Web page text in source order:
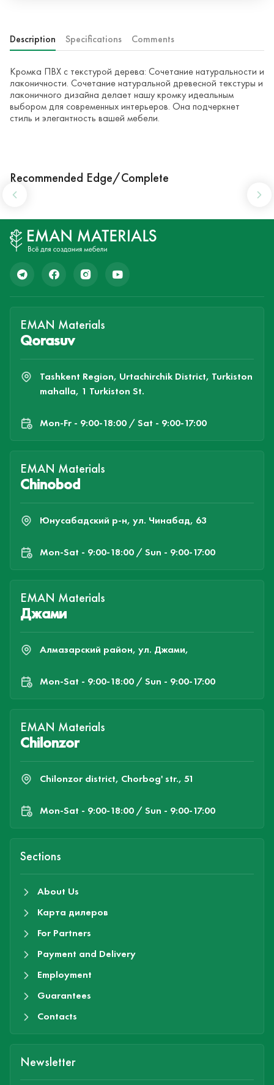
Description Specifications Comments
Кромка ПВХ с текстурой дерева: Сочетание натуральности и
лаконичности. Сочетание натуральной древесной текстуры и
лаконичного дизайна делает нашу кромку идеальным
выбором для современных интерьеров. Она подчеркнет
стиль и элегантность вашей мебели.
Recommended Edge/Complete
EMAN Materials
Qorasuv
Tashkent Region, Urtachirchik District, Turkiston
mahalla, 1 Turkiston St.
Mon-Fr - 9:00-18:00 / Sat - 9:00-17:00
EMAN Materials
Chinobod
Юнусабадский р-н, ул. Чинабад, 63
Mon-Sat - 9:00-18:00 / Sun - 9:00-17:00
EMAN Materials
Джами
Алмазарский район, ул. Джами,
Mon-Sat - 9:00-18:00 / Sun - 9:00-17:00
EMAN Materials
Chilonzor
Chilonzor district, Chorbog' str., 51
Mon-Sat - 9:00-18:00 / Sun - 9:00-17:00
Sections
About Us
Карта дилеров
For Partners
Payment and Delivery
Employment
Guarantees
Contacts
Newsletter